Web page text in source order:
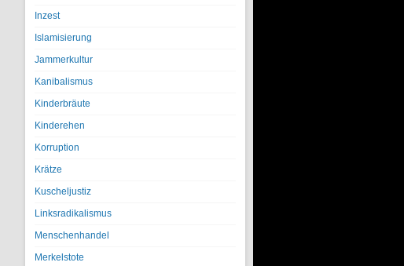
Inzest
Islamisierung
Jammerkultur
Kanibalismus
Kinderbräute
Kinderehen
Korruption
Krätze
Kuscheljustiz
Linksradikalismus
Menschenhandel
Merkelstote